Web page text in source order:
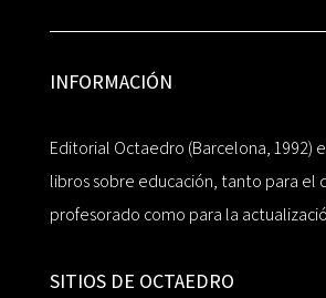
INFORMACIÓN
Editorial Octaedro (Barcelona, 1992)
libros sobre educación, tanto para el
profesorado como para la
SITIOS DE OCTAEDRO